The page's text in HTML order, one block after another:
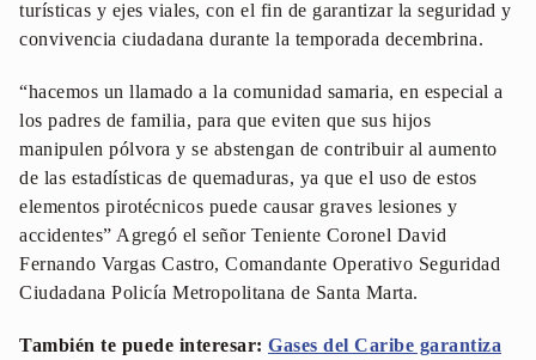
turísticas y ejes viales, con el fin de garantizar la seguridad y
convivencia ciudadana durante la temporada decembrina.
“hacemos un llamado a la comunidad samaria, en especial a
los padres de familia, para que eviten que sus hijos
manipulen pólvora y se abstengan de contribuir al aumento
de las estadísticas de quemaduras, ya que el uso de estos
elementos pirotécnicos puede causar graves lesiones y
accidentes” Agregó el señor Teniente Coronel David
Fernando Vargas Castro, Comandante Operativo Seguridad
Ciudadana Policía Metropolitana de Santa Marta.
También te puede interesar: Gases del Caribe garantiza